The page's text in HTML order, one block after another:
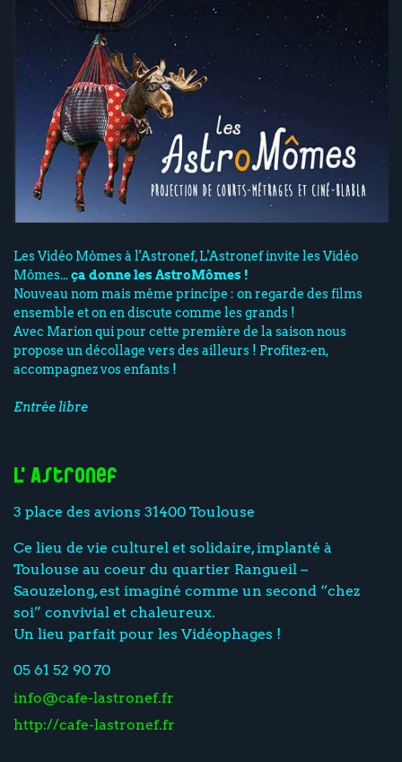
Les Vidéo Mômes à l'Astronef, L'Astronef invite les Vidéo
Mômes...ça donne les AstroMômes !
Nouveau nom mais même principe : on regarde des films
ensemble et on en discute comme les grands !
Avec Marion qui pour cette première de la saison nous
propose un décollage vers des ailleurs ! Profitez-en,
accompagnez vos enfants !
Entrée libre
L'Astronef
3 place des avions 31400 Toulouse
Ce lieu de vie culturel et solidaire, implanté à
Toulouse au coeur du quartier Rangueil –
Saouzelong, est imaginé comme un second “chez
soi” convivial et chaleureux.
Un lieu parfait pour les Vidéophages !
05 61 52 90 70
info@cafe-lastronef.fr
http://cafe-lastronef.fr